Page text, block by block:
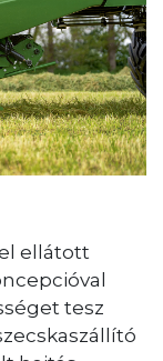
ellátott
tesz